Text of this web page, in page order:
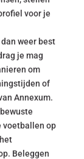
voor je
weer best
je mag
om
of
Annexum.
voetballen op
Beleggen